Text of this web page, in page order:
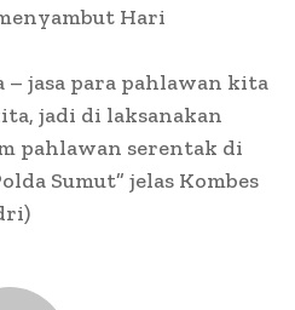
Hari
jasa para pahlawan kita
jadi di laksanakan
pahlawan serentak di
Sumut” jelas Kombes